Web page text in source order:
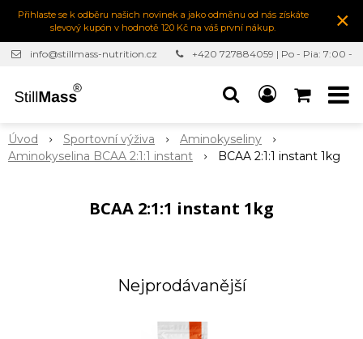
Přihlaste se k odběru našich novinek a jako odměnu od nás získáte
slevový kupón v hodnotě 120 Kč na váš první nákup.
×
info@stillmass-nutrition.cz
+420 727884059 | Po - Pia: 7:00 -
Úvod Sportovní výživa
Aminokyseliny
Aminokyselina BCAA 2:1:1 instant
BCAA 2:1:1 instant 1kg
BCAA 2:1:1 instant 1kg
Nejprodávanější